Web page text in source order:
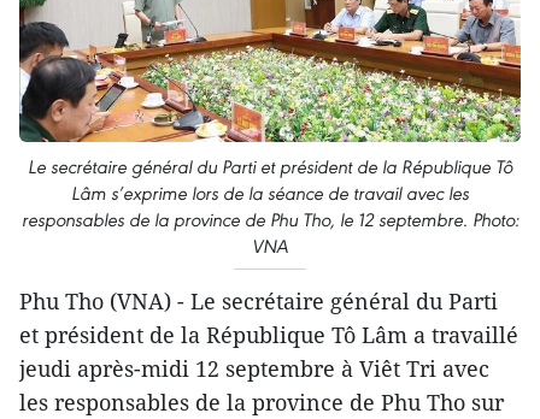
Le secrétaire général du Parti et président de la République Tô
Lâm s’exprime lors de la séance de travail avec les
responsables de la province de Phu Tho, le 12 septembre. Photo:
VNA
Phu Tho (VNA) - Le secrétaire général du Parti
et président de la République Tô Lâm a travaillé
jeudi après-midi 12 septembre à Viêt Tri avec
les responsables de la province de Phu Tho sur